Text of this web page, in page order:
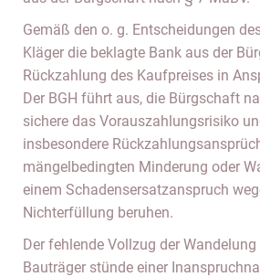
Gemäß den o. g. Entscheidungen
Kläger die beklagte Bank aus der
Rückzahlung des Kaufpreises in
Der BGH führt aus, die Bürgschaft
sichere das Vorauszahlungsrisiko
insbesondere
mängelbedingten Minderung oder
einem Schadensersatzanspruch
Nichterfüllung beruhen.
Der fehlende Vollzug der
Bauträger stünde einer